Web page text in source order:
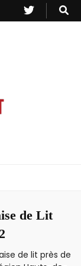
de Lit
de lit près de